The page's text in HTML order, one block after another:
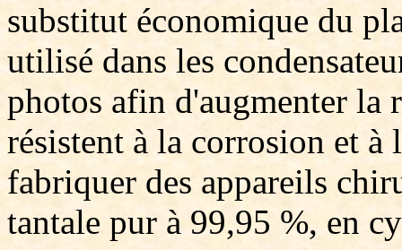
substitut économique du
utilisé dans les
photos afin d'augmenter la
résistent à la corrosion et
fabriquer des appareils
tantale pur à 99,95 %, en